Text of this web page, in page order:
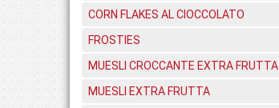
CORN FLAKES AL CIOCCOLATO
FROSTIES
MUESLI CROCCANTE EXTRA FRUTTA
MUESLI EXTRA FRUTTA